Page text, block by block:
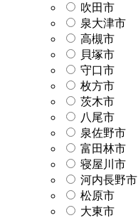
吹田市
泉大津市
高槻市
貝塚市
守口市
枚方市
茨木市
八尾市
泉佐野市
富田林市
寝屋川市
河内長野市
松原市
大東市